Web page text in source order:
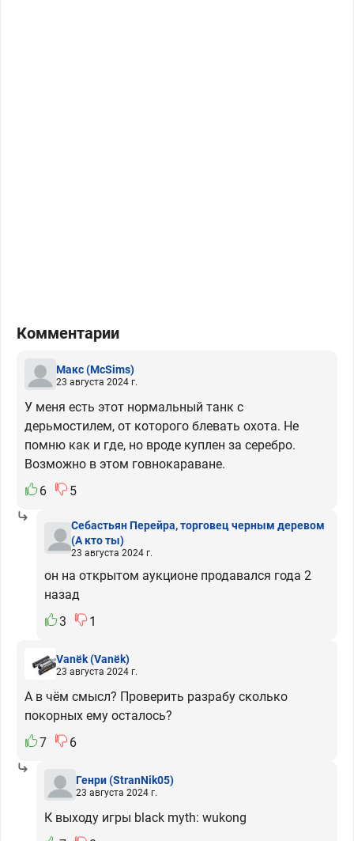
Комментарии
Макс(McSims)
23 августа 2024 г.
У меня есть этот нормальный танк с
дерьмостилем, от которого блевать охота. Не
помню как и где, но вроде куплен за серебро.
Возможно в этом говнокараване.
6
5
Себастьян Перейра, торговец черным деревом
(А кто ты)
23 августа 2024 г.
он на открытом аукционе продавался года 2
назад
3
1
Vanёk(Vanёk)
23 августа 2024 г.
А в чём смысл? Проверить разрабу сколько
покорных ему осталось?
7
6
Генри(StranNik05)
23 августа 2024 г.
К выходу игры black myth: wukong